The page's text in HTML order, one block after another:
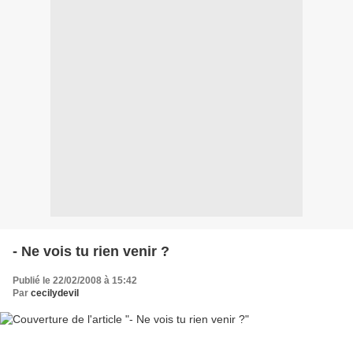
- Ne vois tu rien venir ?
Publié le 22/02/2008 à 15:42
Par cecilydevil